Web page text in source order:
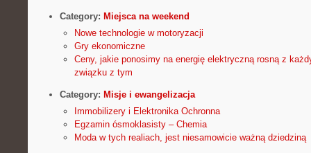
Category: Miejsca na weekend
Nowe technologie w motoryzacji
Gry ekonomiczne
Ceny, jakie ponosimy na energię elektryczną rosną z
związku z tym
Category: Misje i ewangelizacja
Immobilizery i Elektronika Ochronna
Egzamin ósmoklasisty – Chemia
Moda w tych realiach, jest niesamowicie ważną dziedziną